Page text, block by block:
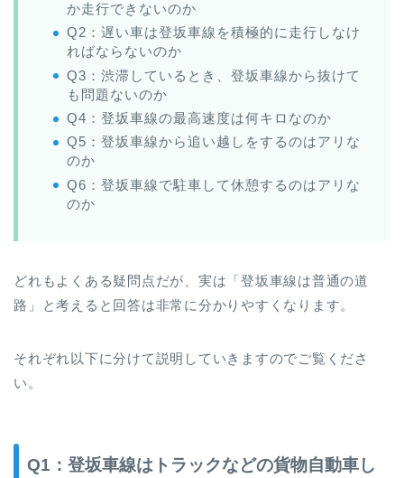
か走行できないのか
Q2：遅い車は登坂車線を積極的に走行しなけ
ればならないのか
Q3：渋滞しているとき、登坂車線から抜けて
も問題ないのか
Q4：登坂車線の最高速度は何キロなのか
Q5：登坂車線から追い越しをするのはアリな
のか
Q6：登坂車線で駐車して休憩するのはアリな
のか
どれもよくある疑問点だが、実は「登坂車線は普通の道
路」と考えると回答は非常に分かりやすくなります。
それぞれ以下に分けて説明していきますのでご覧くださ
い。
Q1：登坂車線はトラックなどの貨物自動車し